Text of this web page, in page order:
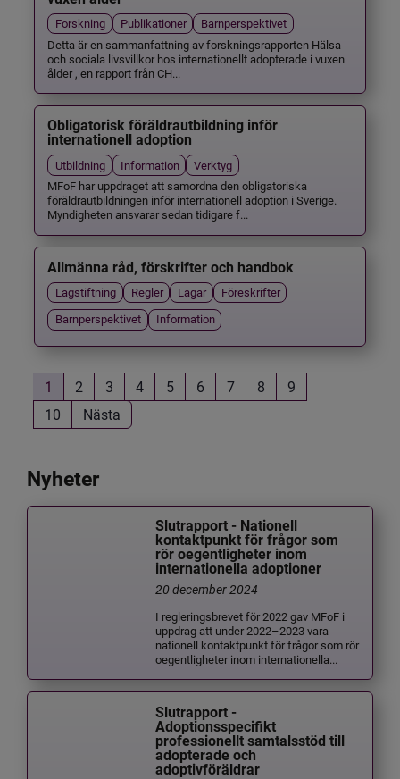
Forskning Publikationer
Barnperspektivet
Detta är en sammanfattning av forskningsrapporten Hälsa
och sociala livsvillkor hos internationellt adopterade i vuxen
ålder , en rapport från CH...
Obligatorisk föräldrautbildning inför
internationell adoption
Utbildning Information
Verktyg
MFoF har uppdraget att samordna den obligatoriska
föräldrautbildningen inför internationell adoption i Sverige.
Myndigheten ansvarar sedan tidigare f...
Allmänna råd, förskrifter och handbok
Lagstiftning Regler Lagar
Föreskrifter
Barnperspektivet
Information
1 2 3 4 5 6 7 8
9
10
Nästa
Nyheter
Slutrapport - Nationell
kontaktpunkt för frågor som
rör oegentligheter inom
internationella adoptioner
20 december 2024
I regleringsbrevet för 2022 gav MFoF i
uppdrag att under 2022–2023 vara
nationell kontaktpunkt för frågor som rör
oegentligheter inom internationella...
Slutrapport -
Adoptionsspecifikt
professionellt samtalsstöd till
adopterade och
adoptivföräldrar